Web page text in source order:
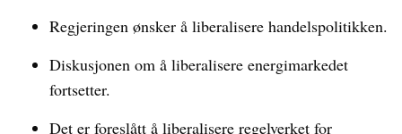
Regjeringen ønsker å liberalisere handelspolitikken.
Diskusjonen om å liberalisere energimarkedet
fortsetter.
Det er foreslått å liberalisere regelverket for